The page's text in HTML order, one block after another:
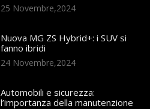
25 Novembre,2024
Nuova MG ZS Hybrid+: i SUV si
fanno ibridi
24 Novembre,2024
Automobili e sicurezza:
l’importanza della manutenzione